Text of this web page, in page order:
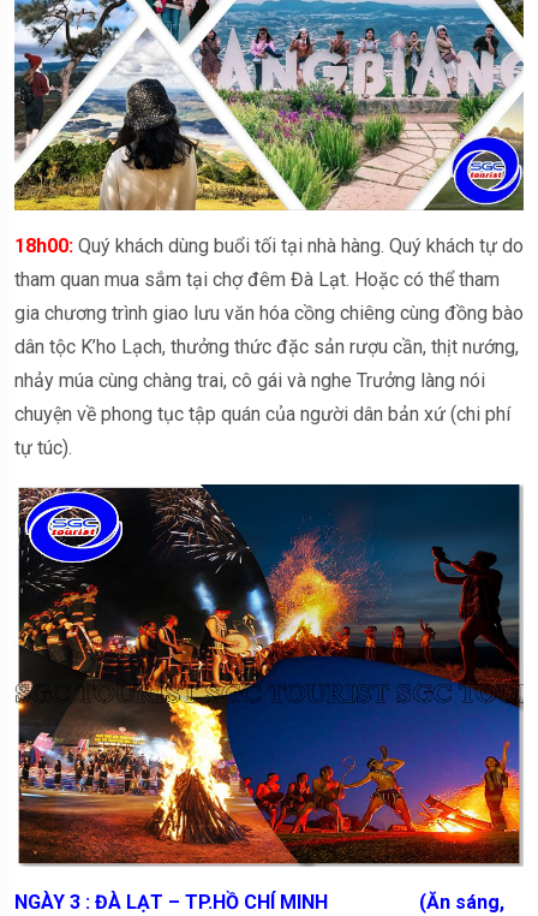
18h00: Quý khách dùng buổi tối tại nhà hàng. Quý khách tự do
tham quan mua sắm tại chợ đêm Đà Lạt. Hoặc có thể tham
gia chương trình giao lưu văn hóa cồng chiêng cùng đồng bào
dân tộc K’ho Lạch, thưởng thức đặc sản rượu cần, thịt nướng,
nhảy múa cùng chàng trai, cô gái và nghe Trưởng làng nói
chuyện về phong tục tập quán của người dân bản xứ (chi phí
tự túc).
NGÀY 3 : ĐÀ LẠT – TP.HỒ CHÍ MINH (Ăn sáng,